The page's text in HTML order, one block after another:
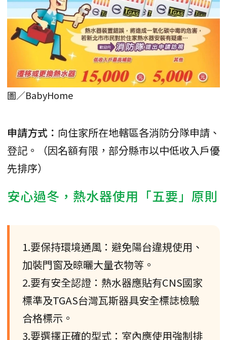
圖／BabyHome
申請方式： 向住家所在地轄區各消防分隊申請、
登記。（因名額有限，部分縣市以中低收入戶優
先排序）
安心過冬，熱水器使用「五要」原則
1.要保持環境通風：避免陽台違規使用、
加裝門窗及晾曬大量衣物等。
2.要有安全認證：熱水器應貼有CNS國家
標準及TGAS台灣瓦斯器具安全標誌檢驗
合格標示。
3.要選擇正確的型式：室內應使用強制排